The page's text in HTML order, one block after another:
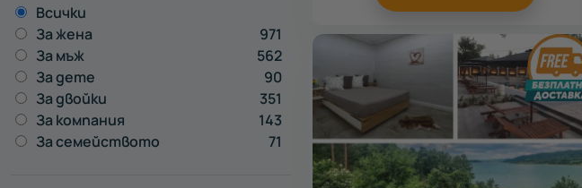
Русе
Силистра
4
Сливен
4
Смолян
8
Стара Загора
22
Търговище
2
Хасково
2
Всички
За жена
971
За мъж
562
За дете
90
За двойки
351
За компания
143
За семейството
71